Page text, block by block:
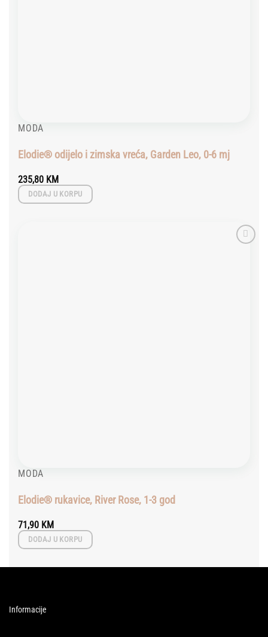
MODA
Elodie® odijelo i zimska vreća, Garden Leo, 0-6 mj
235,80 KM
DODAJ U KORPU
MODA
Elodie® rukavice, River Rose, 1-3 god
71,90 KM
DODAJ U KORPU
Informacije